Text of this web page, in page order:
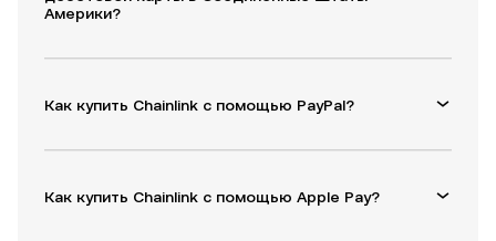
Америки?
Как купить Chainlink с помощью PayPal?
Как купить Chainlink с помощью Apple Pay?